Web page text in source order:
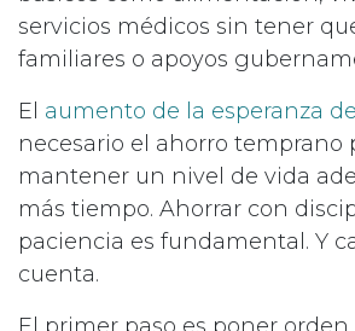
servicios médicos sin tener
familiares o apoyos
El aumento de la esperanza
necesario el ahorro temprano
mantener un nivel de vida
más tiempo. Ahorrar con
paciencia es fundamental. Y
cuenta.